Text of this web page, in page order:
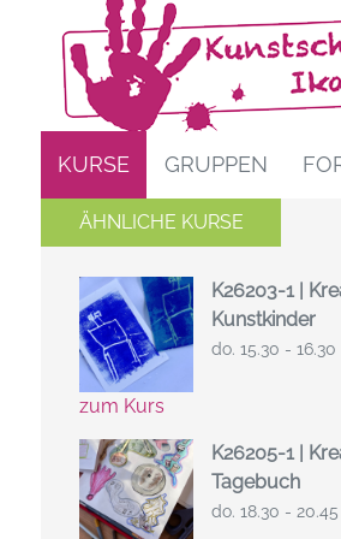
KURSE GRUPPEN
ÄHNLICHE KURSE
zum Kurs
K26203-1 |
Kunstkinder
do. 15.30 -
K26205-1 |
Tagebuch
do. 18.30 -